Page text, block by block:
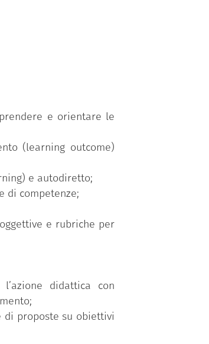
e orientare le
(learning outcome)
e autodiretto;
di competenze;
e rubriche per
didattica con
proposte su obiettivi